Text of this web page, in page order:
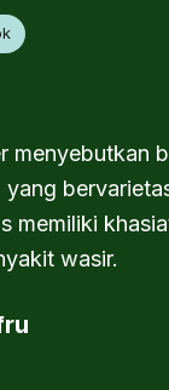
menyebutkan
yang
memiliki
wasir.